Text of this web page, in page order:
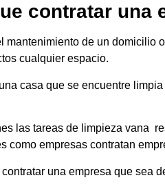
contratar una
mantenimiento de un domicilio
cualquier espacio.
casa que se encuentre
las tareas de limpieza vana
como empresas contratan
una empresa que sea